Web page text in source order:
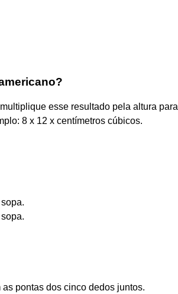
esse resultado pela altura para
8 x 12 x centímetros cúbicos.
pontas dos cinco dedos juntos.